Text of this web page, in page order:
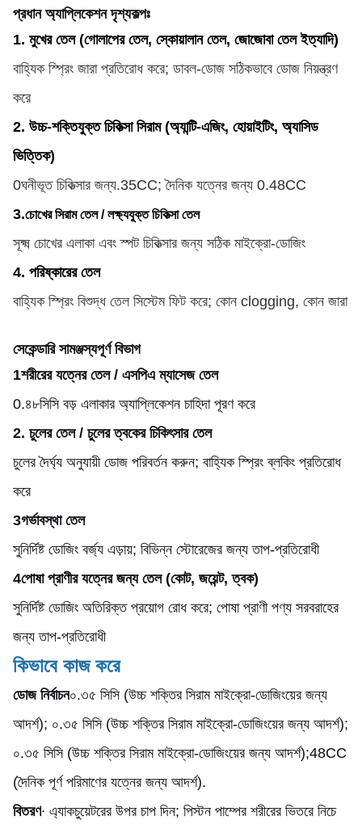
প্রধান অ্যাপ্লিকেশন দৃশ্যকল্পঃ
1. মুখের তেল (গোলাপের তেল, স্কোয়ালান তেল, জোজোবা তেল ইত্যাদি)
বাহ্যিক স্প্রিং জারা প্রতিরোধ করে; ডাবল-ডোজ সঠিকভাবে ডোজ নিয়ন্ত্রণ
করে
2. উচ্চ-শক্তিযুক্ত চিকিত্সা সিরাম (অ্যান্টি-এজিং, হোয়াইটিং, অ্যাসিড
ভিত্তিক)
0ঘনীভূত চিকিত্সার জন্য.35CC; দৈনিক যত্নের জন্য 0.48CC
3.চোখের সিরাম তেল / লক্ষ্যযুক্ত চিকিত্সা তেল
সূক্ষ্ম চোখের এলাকা এবং স্পট চিকিত্সার জন্য সঠিক মাইক্রো-ডোজিং
4. পরিষ্কারের তেল
বাহ্যিক স্প্রিং বিশুদ্ধ তেল সিস্টেম ফিট করে; কোন clogging, কোন জারা
সেকেন্ডারি সামঞ্জস্যপূর্ণ বিভাগ
1শরীরের যত্নের তেল / এসপিএ ম্যাসেজ তেল
0.৪৮সিসি বড় এলাকার অ্যাপ্লিকেশন চাহিদা পূরণ করে
2. চুলের তেল / চুলের ত্বকের চিকিৎসার তেল
চুলের দৈর্ঘ্য অনুযায়ী ডোজ পরিবর্তন করুন; বাহ্যিক স্প্রিং ব্লকিং প্রতিরোধ
করে
3গর্ভাবস্থা তেল
সুনির্দিষ্ট ডোজিং বর্জ্য এড়ায়; বিভিন্ন স্টোরেজের জন্য তাপ-প্রতিরোধী
4পোষা প্রাণীর যত্নের জন্য তেল (কোট, জয়েন্ট, ত্বক)
সুনির্দিষ্ট ডোজিং অতিরিক্ত প্রয়োগ রোধ করে; পোষা প্রাণী পণ্য সরবরাহের
জন্য তাপ-প্রতিরোধী
কিভাবে কাজ করে
ডোজ নির্বাচন০.৩৫ সিসি (উচ্চ শক্তির সিরাম মাইক্রো-ডোজিংয়ের জন্য
আদর্শ); ০.৩৫ সিসি (উচ্চ শক্তির সিরাম মাইক্রো-ডোজিংয়ের জন্য আদর্শ);
০.৩৫ সিসি (উচ্চ শক্তির সিরাম মাইক্রো-ডোজিংয়ের জন্য আদর্শ);48CC
(দৈনিক পূর্ণ পরিমাণের যত্নের জন্য আদর্শ).
বিতরণ∙ এ্যাকচুয়েটরের উপর চাপ দিন; পিস্টন পাম্পের শরীরের ভিতরে নিচে